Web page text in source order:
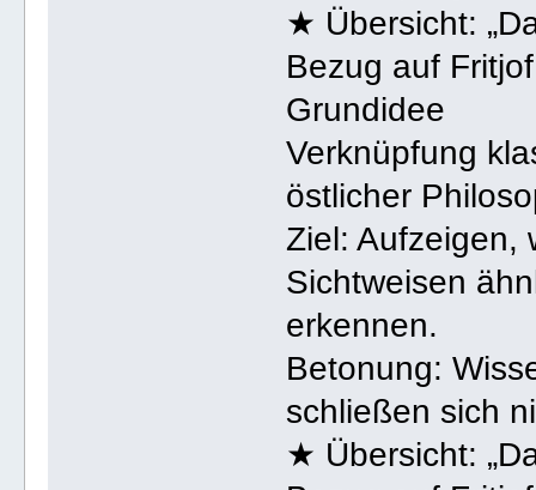
★ Übersicht:
Bezug auf
Grundidee
Verknüpfung
östlicher
Ziel: Aufzeigen,
Sichtweisen
erkennen.
Betonung:
schließen sich
★ Übersicht: